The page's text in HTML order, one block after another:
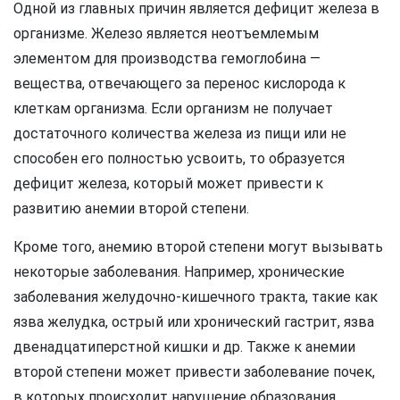
Одной из главных причин является дефицит железа в
организме. Железо является неотъемлемым
элементом для производства гемоглобина —
вещества, отвечающего за перенос кислорода к
клеткам организма. Если организм не получает
достаточного количества железа из пищи или не
способен его полностью усвоить, то образуется
дефицит железа, который может привести к
развитию анемии второй степени.
Кроме того, анемию второй степени могут вызывать
некоторые заболевания. Например, хронические
заболевания желудочно-кишечного тракта, такие как
язва желудка, острый или хронический гастрит, язва
двенадцатиперстной кишки и др. Также к анемии
второй степени может привести заболевание почек,
в которых происходит нарушение образования